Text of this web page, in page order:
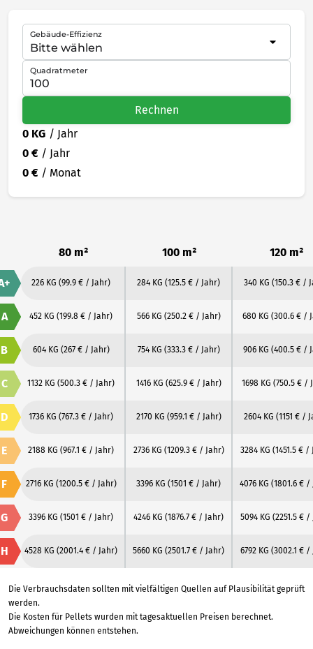
Gebäude-Effizienz
Quadratmeter
Rechnen
0 KG / Jahr
0 € / Jahr
0 € / Monat
80 m² 100 m² 120 m²
226 KG (99.9 € / Jahr) 284 KG (125.5 € / Jahr) 340 KG (150.3 € /
A 452 KG (199.8 € / Jahr) 566 KG (250.2 € / Jahr) 680 KG (300.6 € /
B 604 KG (267 € / Jahr) 754 KG (333.3 € / Jahr) 906 KG (400.5 € /
C 1132 KG (500.3 € / Jahr) 1416 KG (625.9 € / Jahr) 1698 KG (750.5 € /
D 1736 KG (767.3 € / Jahr) 2170 KG (959.1 € / Jahr) 2604 KG (1151 € /
E 2188 KG (967.1 € / Jahr) 2736 KG (1209.3 € / Jahr) 3284 KG (1451.5 € /
F 2716 KG (1200.5 € / Jahr) 3396 KG (1501 € / Jahr) 4076 KG (1801.6 € /
G 3396 KG (1501 € / Jahr) 4246 KG (1876.7 € / Jahr) 5094 KG (2251.5 € /
H 4528 KG (2001.4 € / Jahr) 5660 KG (2501.7 € / Jahr) 6792 KG (3002.1 € /
Die Verbrauchsdaten sollten mit vielfältigen Quellen auf Plausibilität geprüft
werden.
Die Kosten für Pellets wurden mit tagesaktuellen Preisen berechnet.
Abweichungen können entstehen.